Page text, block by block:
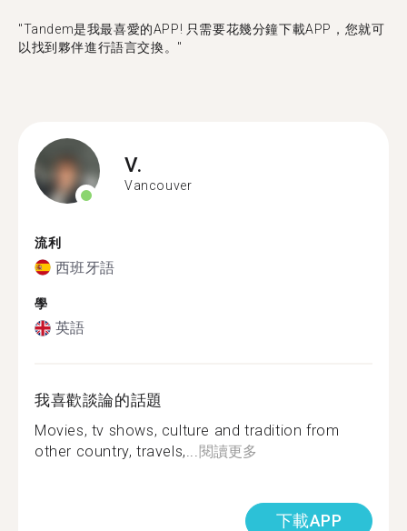
"Tandem是我最喜愛的APP! 只需要花幾分鐘下載APP，您就可
以找到夥伴進行語言交換。"
V.
Vancouver
流利
西班牙語
學
英語
我喜歡談論的話題
Movies, tv shows, culture and tradition from
other country, travels,...閱讀更多
下載APP